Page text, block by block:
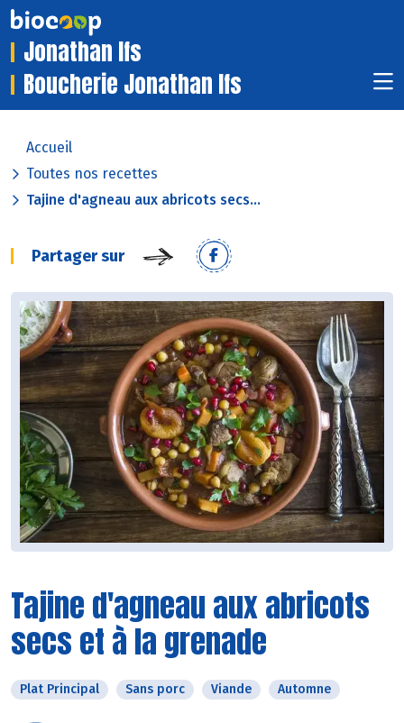
Jonathan Ifs
Boucherie Jonathan Ifs
Accueil
Toutes nos recettes
Tajine d'agneau aux abricots secs...
Partager sur
Tajine d'agneau aux abricots
secs et à la grenade
Plat Principal Sans porc Viande Automne